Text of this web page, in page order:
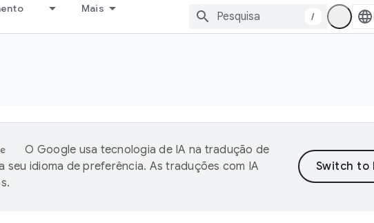
Mais
/
O Google usa tecnologia de IA na tradução de
seu idioma de preferência. As traduções com IA